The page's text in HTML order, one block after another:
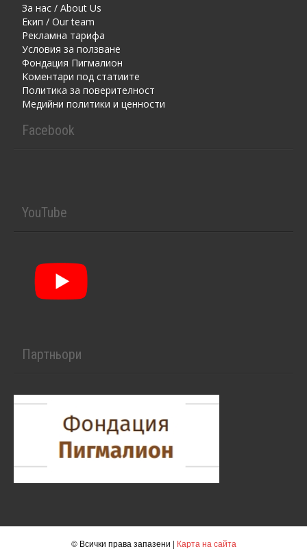
За нас / About Us
Екип / Our team
Рекламна тарифа
Условия за ползване
Фондация Пигмалион
Kоментaри под статиите
Политика за поверителност
Медийни политики и ценности
Facebook
YouTube
Партньори
© Всички права запазени | Карта на сайта